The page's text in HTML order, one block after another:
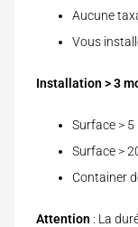
Aucune
Vous
Installation > 3
Surface >
Surface >
Container
Attention : La